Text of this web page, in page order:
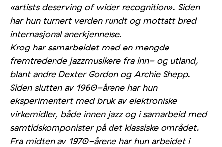
«artists deserving of wider recognition». Siden
har hun turnert verden rundt og mottatt bred
internasjonal anerkjennelse.
Krog har samarbeidet med en mengde
fremtredende jazzmusikere fra inn- og utland,
blant andre Dexter Gordon og Archie Shepp.
Siden slutten av 1960-årene har hun
eksperimentert med bruk av elektroniske
virkemidler, både innen jazz og i samarbeid med
samtidskomponister på det klassiske området.
Fra midten av 1970-årene har hun arbeidet i